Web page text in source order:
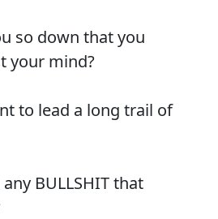
so down that you
your mind?
to lead a long trail of
BULLSHIT that